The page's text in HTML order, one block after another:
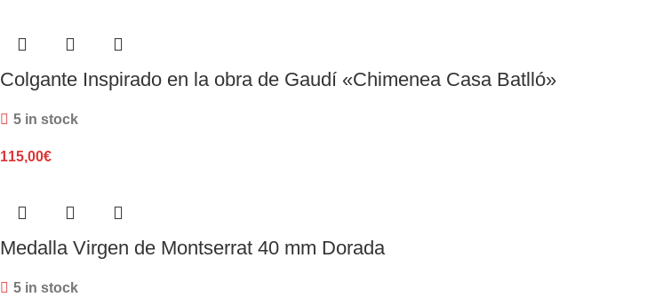
Colgante Inspirado en la obra de Gaudí «Chimenea Casa Batlló»
5 in stock
115,00€
Medalla Virgen de Montserrat 40 mm Dorada
5 in stock